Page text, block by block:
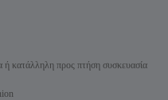
ή κατάλληλη προς πτήση συσκευασία